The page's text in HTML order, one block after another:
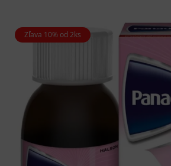
Zľava 10% od 2ks